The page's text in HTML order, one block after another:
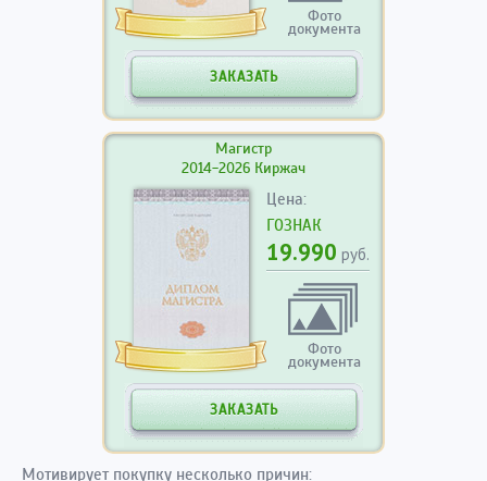
Фото
документа
ЗАКАЗАТЬ
Магистр
2014-2026 Киржач
Цена:
ГОЗНАК
19.990 руб.
Фото
документа
ЗАКАЗАТЬ
Мотивирует покупку несколько причин: